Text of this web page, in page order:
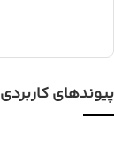
پیوندهای کاربردی